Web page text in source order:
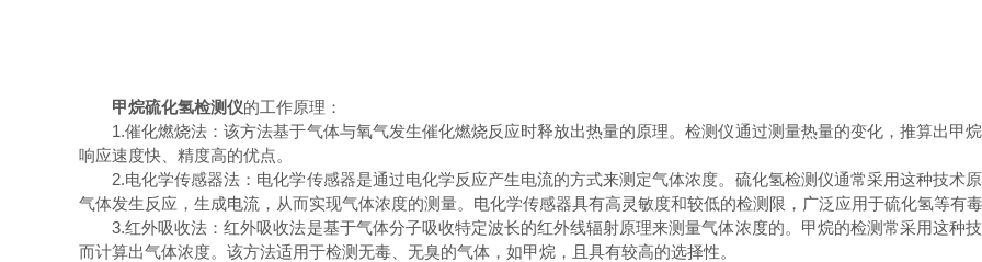
甲烷硫化氢检测仪的工作原理：
1.催化燃烧法：该方法基于气体与氧气发生催化燃烧反应时释放出热量的原理。检测仪通过测量热量的变化，推算出甲
响应速度快、精度高的优点。
2.电化学传感器法：电化学传感器是通过电化学反应产生电流的方式来测定气体浓度。硫化氢检测仪通常采用这种技术
气体发生反应，生成电流，从而实现气体浓度的测量。电化学传感器具有高灵敏度和较低的检测限，广泛应用于硫化氢等有毒
3.红外吸收法：红外吸收法是基于气体分子吸收特定波长的红外线辐射原理来测量气体浓度的。甲烷的检测常采用这种
而计算出气体浓度。该方法适用于检测无毒、无臭的气体，如甲烷，且具有较高的选择性。